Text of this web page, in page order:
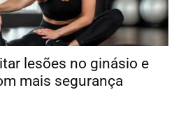
lesões no ginásio e
mais segurança